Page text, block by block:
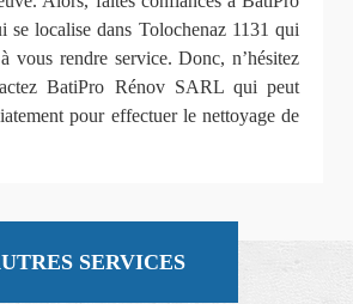
localise dans Tolochenaz 1131 qui
vous rendre service. Donc, n’hésitez
BatiPro Rénov SARL qui peut
pour effectuer le nettoyage de
SERVICES